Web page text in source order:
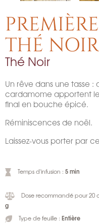
THÉ
Thé Noir
Un rêve dans une tasse
cardamome apportent
final en bouche épicé.
Réminiscences de noël.
Laissez-vous porter par
Temps d'infusion : 5 min
Dose recommandé pour 20
g
Type de feuille : Entière